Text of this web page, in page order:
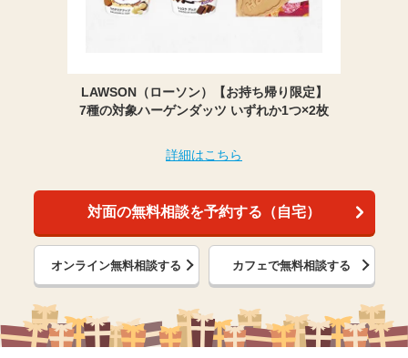
LAWSON（ローソン）【お持ち帰り限定】
7種の対象ハーゲンダッツ いずれか1つ×2枚
詳細はこちら
対面の無料相談を予約する（自宅）
オンライン無料相談する カフェで無料相談する